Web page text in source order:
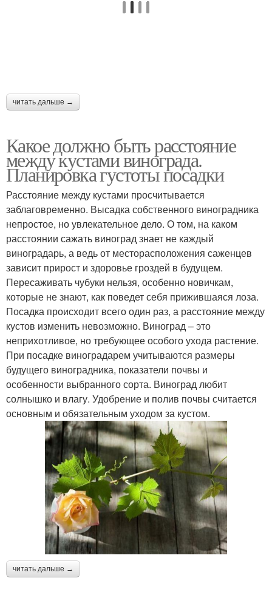
читать дальше →
Какое должно быть расстояние
между кустами винограда.
Планировка густоты посадки
Расстояние между кустами просчитывается
заблаговременно. Высадка собственного виноградника
непростое, но увлекательное дело. О том, на каком
расстоянии сажать виноград знает не каждый
виноградарь, а ведь от месторасположения саженцев
зависит прирост и здоровье гроздей в будущем.
Пересаживать чубуки нельзя, особенно новичкам,
которые не знают, как поведет себя прижившаяся лоза.
Посадка происходит всего один раз, а расстояние между
кустов изменить невозможно. Виноград – это
неприхотливое, но требующее особого ухода растение.
При посадке виноградарем учитываются размеры
будущего виноградника, показатели почвы и
особенности выбранного сорта. Виноград любит
солнышко и влагу. Удобрение и полив почвы считается
основным и обязательным уходом за кустом.
читать дальше →